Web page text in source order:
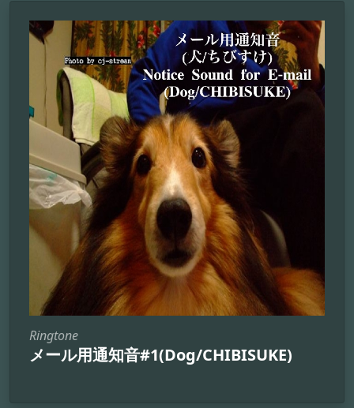
Ringtone
メール用通知音#1(Dog/CHIBISUKE)